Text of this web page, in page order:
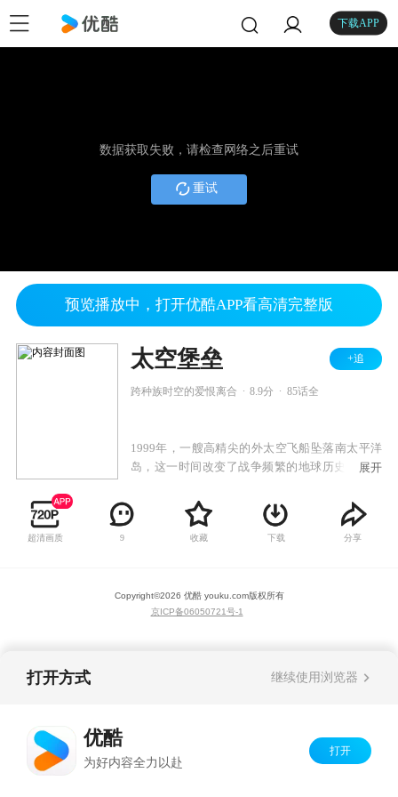
下载APP
数据获取失败，请检查网络之后重试
重试
预览播放中，打开优酷APP看高清完整版
太空堡垒 +追
跨种族时空的爱恨离合 8.9分 85话全
1999年，一艘高精尖的外太空飞船坠落南太平洋
岛，这一时间改变了战争频繁的地球历史。经过
名为”太空堡垒“。正当人类沉浸在一片自豪与喜
悦中时，来自银河深处的天顶星人逼近地球，从
早期的格罗佛船长、瑞克、麦克斯，到来自泰洛
空殖民的地球人与依靠史前能量生存的因维人的
地球争夺战，接连三次宇宙大战，无数英雄登
展开
超清画质 9 收藏 下载 分享
Copyright©2026 优酷 youku.com版权所有
京ICP备06050721号-1
打开方式 继续使用浏览器
优酷
为好内容全力以赴
打开